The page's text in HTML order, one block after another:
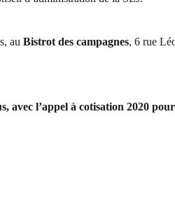
au Bistrot des campagnes, 6 rue
avec l’appel à cotisation 2020